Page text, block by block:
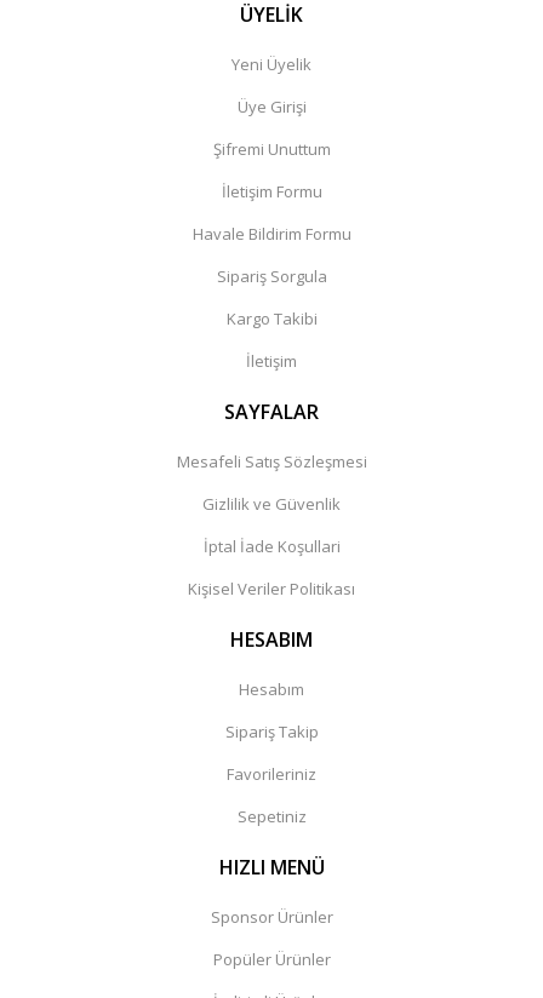
ÜYELİK
Yeni Üyelik
Üye Girişi
Şifremi Unuttum
İletişim Formu
Havale Bildirim Formu
Sipariş Sorgula
Kargo Takibi
İletişim
SAYFALAR
Mesafeli Satış Sözleşmesi
Gizlilik ve Güvenlik
İptal İade Koşullari
Kişisel Veriler Politikası
HESABIM
Hesabım
Sipariş Takip
Favorileriniz
Sepetiniz
HIZLI MENÜ
Sponsor Ürünler
Popüler Ürünler